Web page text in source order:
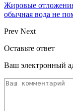
Жировые
обычная вода не
Prev Next
Оставьте ответ
Ваш электронный